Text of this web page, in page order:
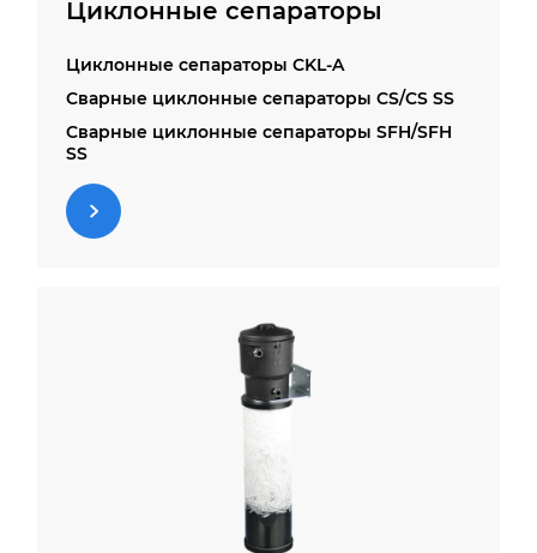
Циклонные сепараторы
Циклонные сепараторы CKL-A
Сварные циклонные сепараторы CS/CS SS
Сварные циклонные сепараторы SFH/SFH
SS